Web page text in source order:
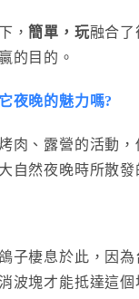
，簡單，玩融合了
的目的。
夜晚的魅力嗎?
肉、露營的活動
自然夜晚時所散發
子棲息於此，因
波塊才能抵達這